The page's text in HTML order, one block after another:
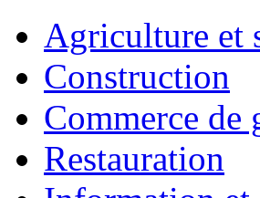
Agriculture et
Construction
Commerce de
Restauration